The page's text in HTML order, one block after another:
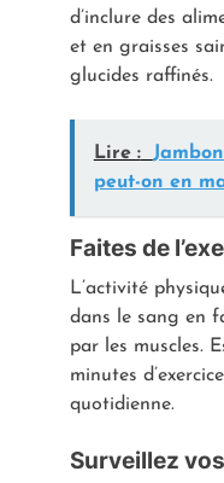
d’inclure des
et en graisses
glucides raffinés.
Lire :
peut-on en
Faites de
L’activité
dans le sang en
par les muscles.
minutes
quotidienne.
Surveillez